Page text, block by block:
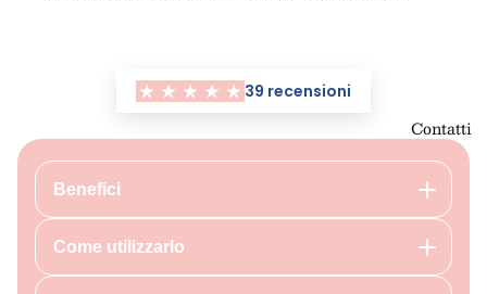
Contatti
39 recensioni
Benefici
Come utilizzarlo